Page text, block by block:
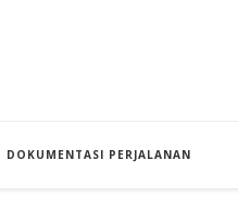
DOKUMENTASI PERJALANAN